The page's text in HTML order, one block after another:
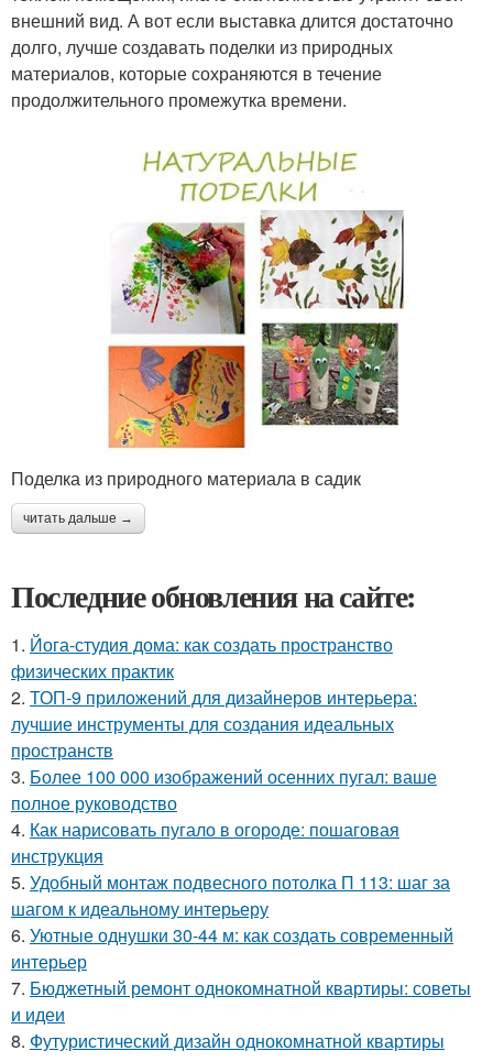
внешний вид. А вот если выставка длится достаточно
долго, лучше создавать поделки из природных
материалов, которые сохраняются в течение
продолжительного промежутка времени.
Поделка из природного материала в садик
читать дальше →
Последние обновления на сайте:
1. Йога-студия дома: как создать пространство
физических практик
2. ТОП-9 приложений для дизайнеров интерьера:
лучшие инструменты для создания идеальных
пространств
3. Более 100 000 изображений осенних пугал: ваше
полное руководство
4. Как нарисовать пугало в огороде: пошаговая
инструкция
5. Удобный монтаж подвесного потолка П 113: шаг за
шагом к идеальному интерьеру
6. Уютные однушки 30-44 м: как создать современный
интерьер
7. Бюджетный ремонт однокомнатной квартиры: советы
и идеи
8. Футуристический дизайн однокомнатной квартиры